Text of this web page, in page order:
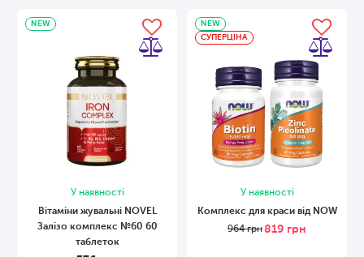
NEW
У наявності
Вітаміни жувальні NOVEL
Залізо комплекс №60 60
таблеток
NEW
СУПЕРЦІНА
У наявності
Комплекс для краси від NOW
964грн819 грн